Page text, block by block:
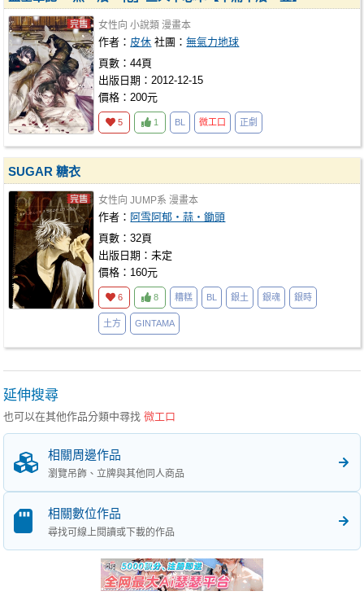
女性向 小說類 漫畫本
作者： 皮休 社團：無氣力地球
頁數：44頁
出版日期：2012-12-15
價格：200元
5 1 BL 微工口 正劇
SUGAR 糖衣
女性向 JUMP系 漫畫本
作者： 阿雪阿郁‧蒜‧鋤頭
頁數：32頁
出版日期：未定
價格：160元
6 8 糟糕 BL 銀土 銀魂 銀時
土方 GINTAMA
延伸搜尋
也可以在其他作品分類中尋找微工口
相關周邊作品
瀏覽吊飾、立牌與其他同人商品
相關數位作品
尋找可線上閱讀或下載的作品